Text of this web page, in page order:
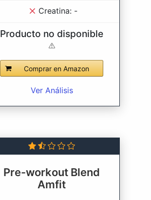
Creatina: -
Producto no disponible
Comprar en Amazon
Ver Análisis
Pre-workout Blend
Amfit